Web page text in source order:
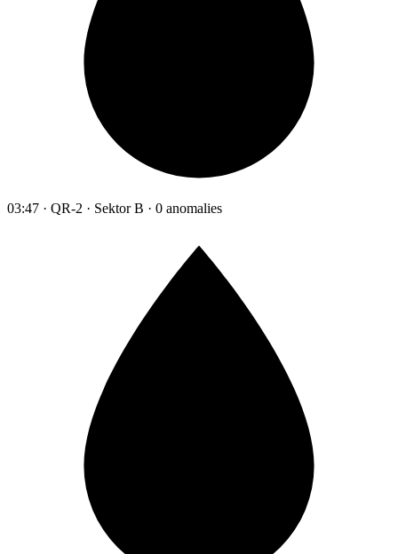
03:47 · QR-2 · Sektor B · 0 anomalies